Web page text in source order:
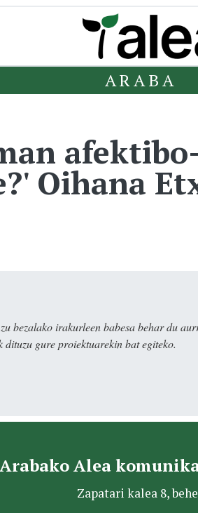
ARABA
Oihana
bezalako irakurleen babesa behar du
gure proiektuarekin bat egiteko.
Arabako Alea
Zapatari kalea 8,